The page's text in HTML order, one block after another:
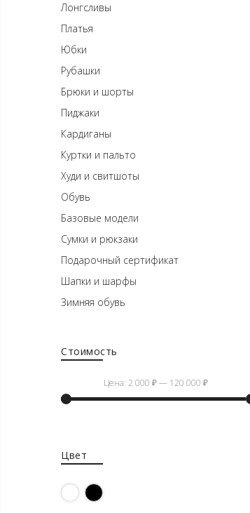
Лонгсливы
Платья
Юбки
Рубашки
Брюки и шорты
Пиджаки
Кардиганы
Куртки и пальто
Худи и свитшоты
Обувь
Базовые модели
Сумки и рюкзаки
Подарочный сертификат
Шапки и шарфы
Зимняя обувь
Стоимость
Цена:2 000 ₽— 120 000 ₽
Цвет
БелыйЧерный